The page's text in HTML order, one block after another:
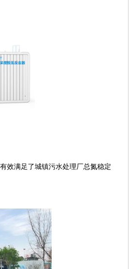
效满足了城镇污水处理厂总氮稳定